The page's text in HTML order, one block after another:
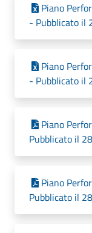
Piano
- Pubblicato il
Piano
- Pubblicato il
Piano
Pubblicato il
Piano
Pubblicato il